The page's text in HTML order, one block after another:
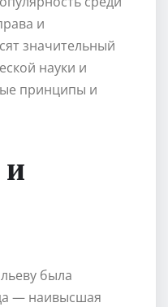
и
значительный
науки и
принципы и
была
— наивысшая